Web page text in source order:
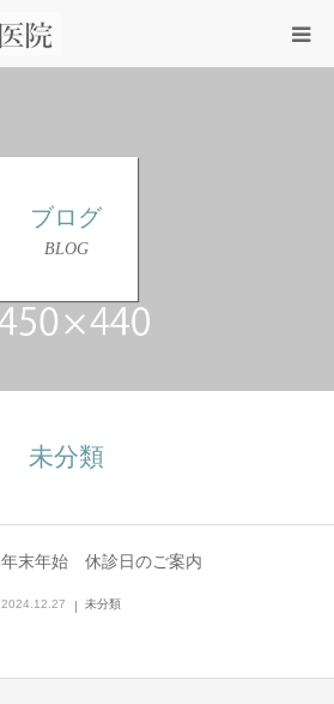
ブログ
BLOG
未分類
年末年始 休診日のご案内
2024.12.27 未分類